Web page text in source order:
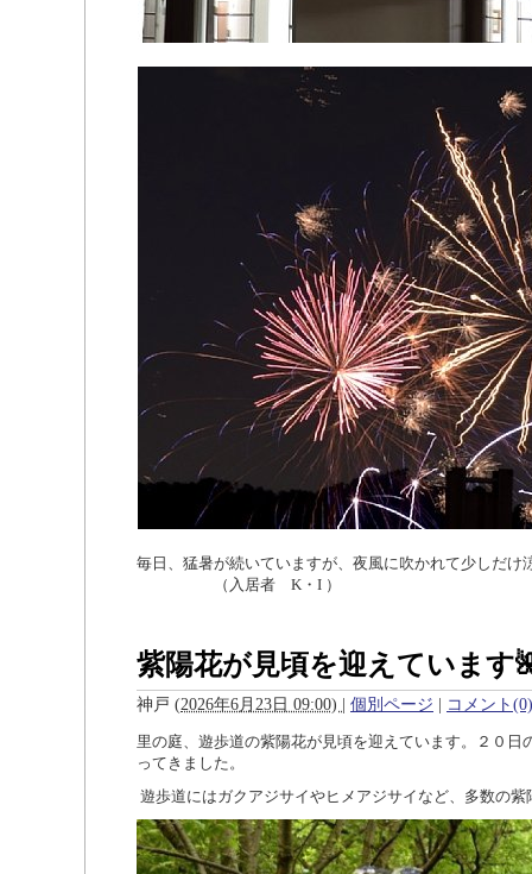
毎日、猛暑が続いていますが、夜風に吹かれて少しだ
（入居者 K・I ）
紫陽花が見頃を迎えています
神戸 (2026年6月23日 09:00) | 個別ページ | コメント(0)
里の庭、遊歩道の紫陽花が見頃を迎えています。２０日
ってきました。
遊歩道にはガクアジサイやヒメアジサイなど、多数の